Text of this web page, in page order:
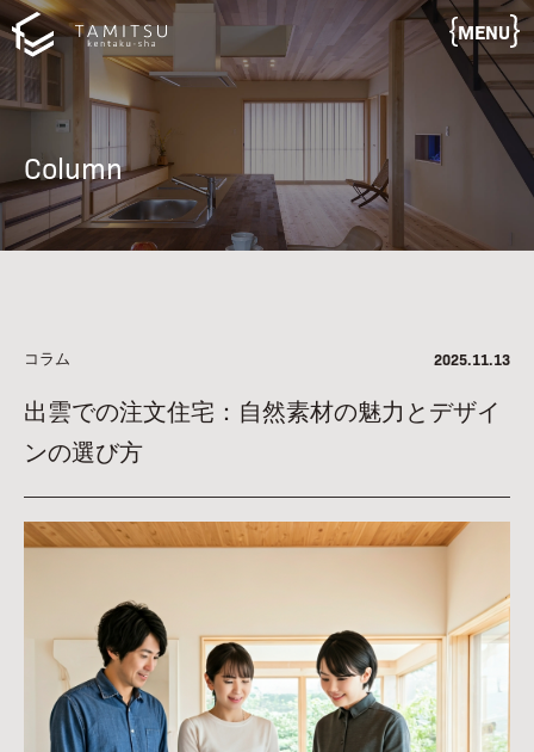
MENU
Column
コラム 2025.11.13
出雲での注文住宅：自然素材の魅力とデザイ
ンの選び方